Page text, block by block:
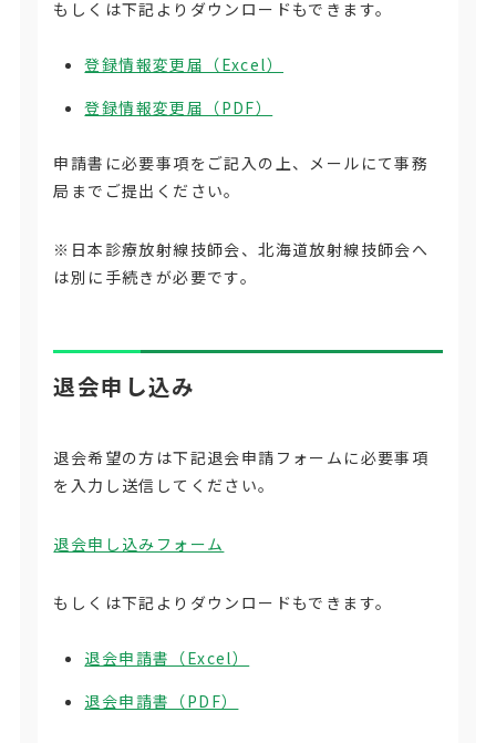
もしくは下記よりダウンロードもできます。
登録情報変更届（Excel）
登録情報変更届（PDF）
申請書に必要事項をご記入の上、メールにて事務
局までご提出ください。
※日本診療放射線技師会、北海道放射線技師会へ
は別に手続きが必要です。
退会申し込み
退会希望の方は下記退会申請フォームに必要事項
を入力し送信してください。
退会申し込みフォーム
もしくは下記よりダウンロードもできます。
退会申請書（Excel）
退会申請書（PDF）